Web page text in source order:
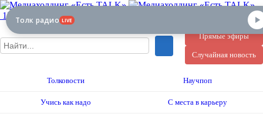
12+
Прямые эфиры
Случайная новость
Толковости Научпоп
Учись как надо С места в карьеру
Толк радио LIVE